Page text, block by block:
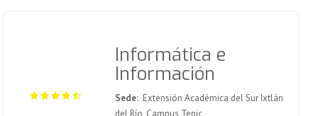
Informática e
Información
Sede:Extensión Académica del Sur Ixtlán
del Río, Campus Tepic